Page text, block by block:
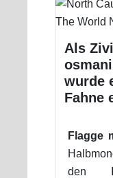
Als
wurde
Fahne
Flagge
den